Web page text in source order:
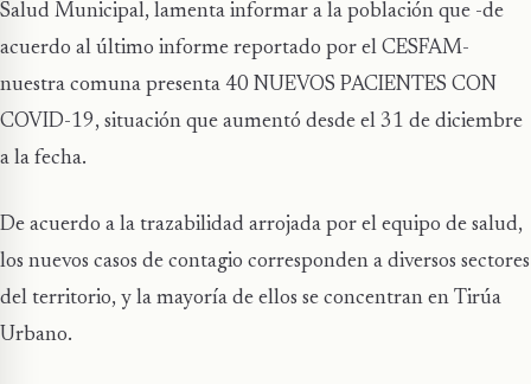
Salud Municipal, lamenta informar a la población que -de
acuerdo al último informe reportado por el CESFAM-
nuestra comuna presenta 40 NUEVOS PACIENTES CON
COVID-19, situación que aumentó desde el 31 de diciembre
a la fecha.
De acuerdo a la trazabilidad arrojada por el equipo de salud,
los nuevos casos de contagio corresponden a diversos sectores
del territorio, y la mayoría de ellos se concentran en Tirúa
Urbano.